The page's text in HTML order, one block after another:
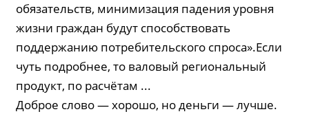
обязательств, минимизация падения уровня
жизни граждан будут способствовать
поддержанию потребительского спроса».Если
чуть подробнее, то валовый региональный
продукт, по расчётам ...
Доброе слово — хорошо, но деньги — лучше.